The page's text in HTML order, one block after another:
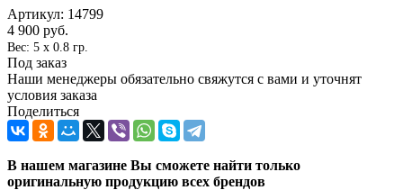
Артикул: 14799
4 900 руб.
Вес: 5 x 0.8 гр.
Под заказ
Наши менеджеры обязательно свяжутся с вами и уточнят
условия заказа
Поделиться
В нашем магазине Вы сможете найти только
оригинальную продукцию всех брендов